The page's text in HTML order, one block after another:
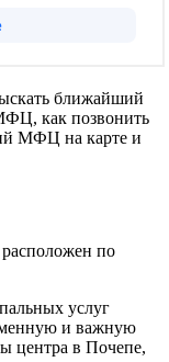
ближайший
как позвонить
МФЦ на карте и
по
услуг
и важную
центра в Почепе,